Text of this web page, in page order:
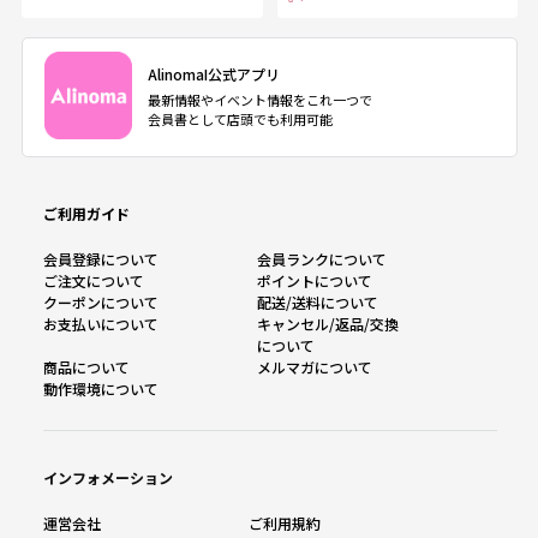
AlinomaI公式アプリ
最新情報やイベント情報をこれ一つで
会員書として店頭でも利用可能
ご利用ガイド
会員登録について
会員ランクについて
ご注文について
ポイントについて
クーポンについて
配送/送料について
お支払いについて
キャンセル/返品/交換
について
商品について
メルマガについて
動作環境について
インフォメーション
運営会社
ご利用規約